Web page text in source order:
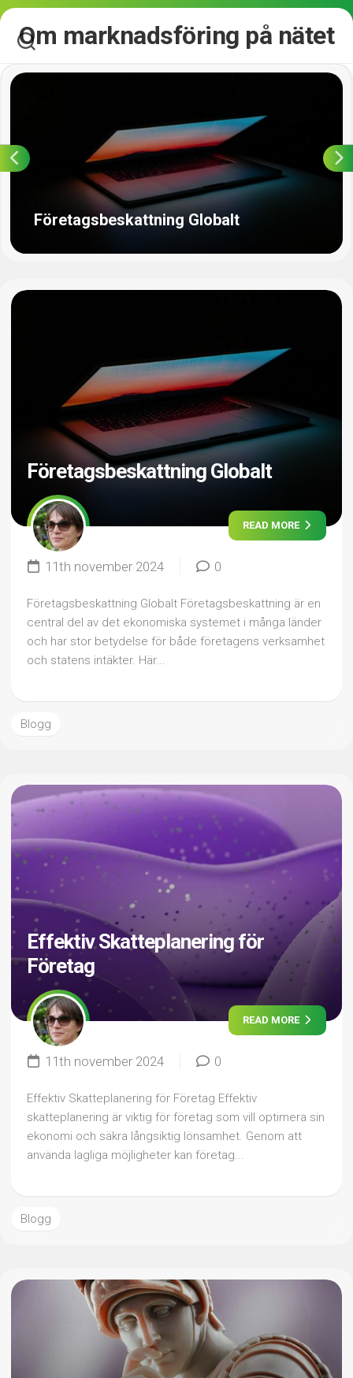
Skip
contentOm marknadsföring på nätet
Företagsbeskattning Globalt
Företagsbeskattning Globalt
READ MORE
11th november 2024 0
Företagsbeskattning Globalt Företagsbeskattning är en
central del av det ekonomiska systemet i många länder
och har stor betydelse för både företagens verksamhet
och statens intäkter. Här...
Blogg
Effektiv Skatteplanering för
Företag
READ MORE
11th november 2024 0
Effektiv Skatteplanering för Företag Effektiv
skatteplanering är viktig för företag som vill optimera sin
ekonomi och säkra långsiktig lönsamhet. Genom att
använda lagliga möjligheter kan företag...
Blogg